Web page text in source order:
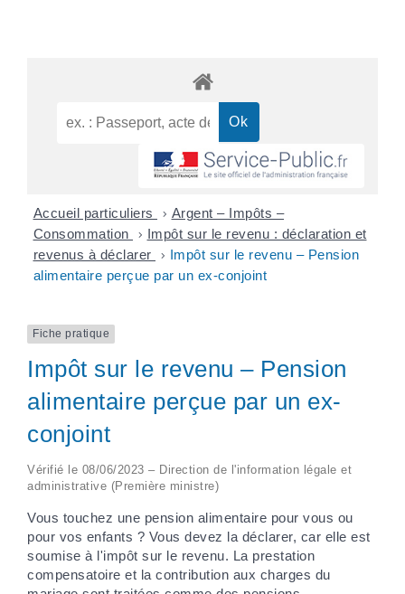
Accueil particuliers > Argent – Impôts –
Consommation
> Impôt sur le revenu : déclaration et
revenus à déclarer
> Impôt sur le revenu – Pension
alimentaire perçue par un ex-conjoint
Fiche pratique
Impôt sur le revenu – Pension
alimentaire perçue par un ex-
conjoint
Vérifié le 08/06/2023 – Direction de l'information légale et
administrative (Première ministre)
Vous touchez une pension alimentaire pour vous ou
pour vos enfants ? Vous devez la déclarer, car elle est
soumise à l'impôt sur le revenu. La prestation
compensatoire et la contribution aux charges du